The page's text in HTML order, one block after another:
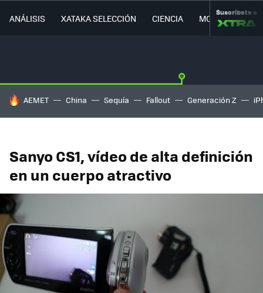
ANÁLISIS XATAKA SELECCIÓN CIENCIA MOVILIDAD
Suscríbete a
HOY SE HABLA DE
AEMET China Sequía Fallout Generación Z
Sanyo CS1, vídeo de alta definición
en un cuerpo atractivo